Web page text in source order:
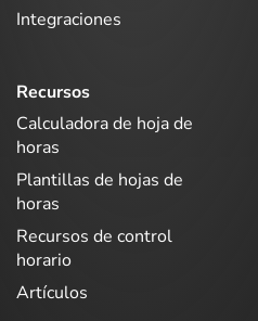
Integraciones
Recursos
Calculadora de hoja de
horas
Plantillas de hojas de
horas
Recursos de control
horario
Artículos